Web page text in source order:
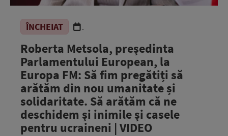
ÎNCHEIAT .
Roberta Metsola, președinta
Parlamentului European, la
Europa FM: Să fim pregătiți să
arătăm din nou umanitate și
solidaritate. Să arătăm că ne
deschidem și inimile și casele
pentru ucraineni | VIDEO